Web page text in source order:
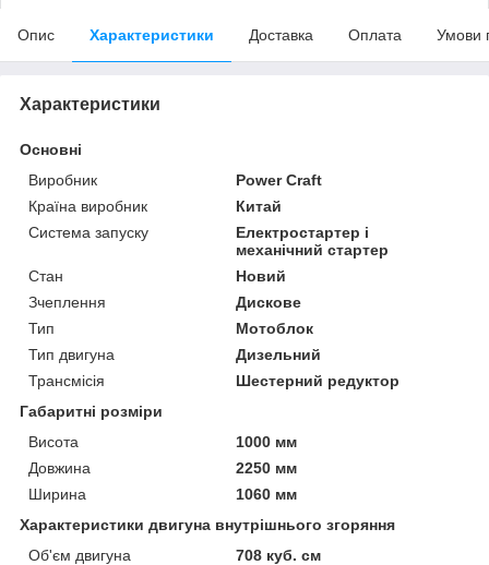
Опис Характеристики Доставка Оплата Умови
Характеристики
Основні
Виробник
Power Craft
Країна виробник
Китай
Система запуску
Електростартер і
механічний стартер
Стан
Новий
Зчеплення
Дискове
Тип
Мотоблок
Тип двигуна
Дизельний
Трансмісія
Шестерний редуктор
Габаритні розміри
Висота
1000 мм
Довжина
2250 мм
Ширина
1060 мм
Характеристики двигуна внутрішнього згоряння
Об'єм двигуна
708 куб. см